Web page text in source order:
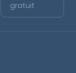
gratuit